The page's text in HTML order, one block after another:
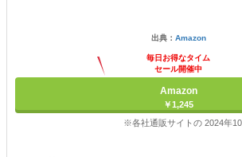
出典： Amazon
毎日お得なタイム
セール開催中
Amazon
￥1,245
※各社通販サイトの 2024年